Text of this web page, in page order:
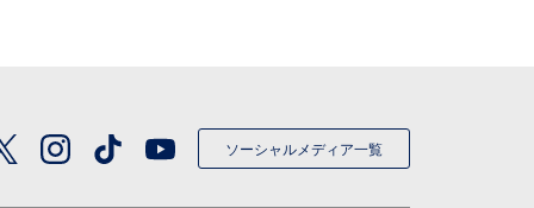
ソーシャルメディア一覧